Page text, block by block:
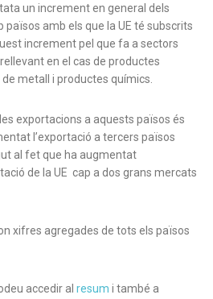
un increment en general dels
amb els que la UE té subscrits
increment pel que fa a sectors
en el cas de productes
metall i productes químics.
exportacions a aquests països és
l’exportació a tercers països
al fet que ha augmentat
de la UE cap a dos grans mercats
xifres agregades de tots els països
accedir al resum i també a